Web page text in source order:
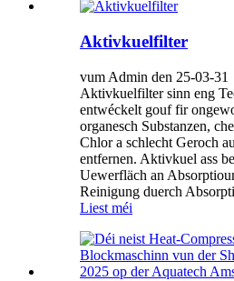
Aktivkuelfilter
vum Admin den 25-03-31
Aktivkuelfilter sinn eng
entwéckelt gouf fir
organesch Substanzen,
Chlor a schlecht Geroch
entfernen. Aktivkuel ass
Uewerfläch an
Reinigung duerch
Liest méi